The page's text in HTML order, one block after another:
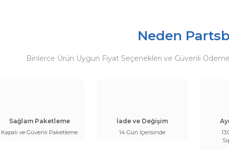
Neden
Binlerce Ürün Uygun Fiyat Seçenekleri ve Güvenli Ödeme
Sağlam Paketleme
Kapalı ve Güvenli Paketleme
İade ve Değişim
14 Gün İçerisinde